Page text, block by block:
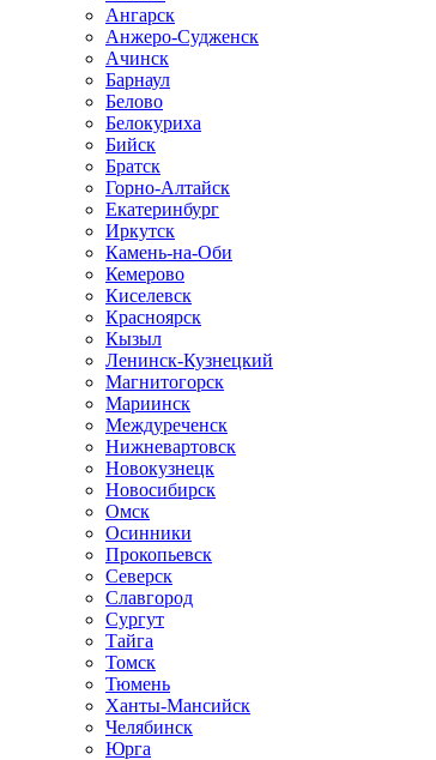
Ангарск
Анжеро-Судженск
Ачинск
Барнаул
Белово
Белокуриха
Бийск
Братск
Горно-Алтайск
Екатеринбург
Иркутск
Камень-на-Оби
Кемерово
Киселевск
Красноярск
Кызыл
Ленинск-Кузнецкий
Магнитогорск
Мариинск
Междуреченск
Нижневартовск
Новокузнецк
Новосибирск
Омск
Осинники
Прокопьевск
Северск
Славгород
Сургут
Тайга
Томск
Тюмень
Ханты-Мансийск
Челябинск
Юрга